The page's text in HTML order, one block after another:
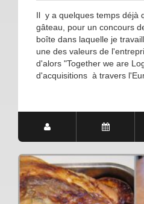
Il y a quelques temps déjà
gâteau, pour un concours
boîte dans laquelle je
une des valeurs de
d'alors "Together we are
d'acquisitions à travers